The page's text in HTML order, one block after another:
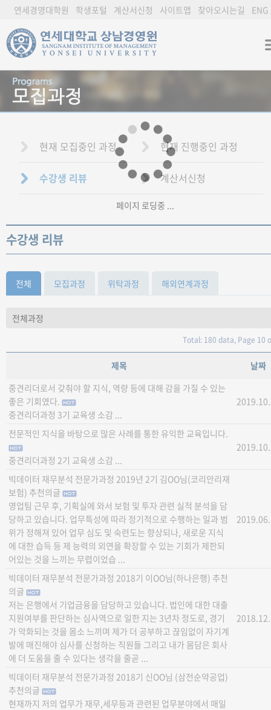
연세경영대학원 학생포털 계산서신청 사이트맵 찾아오시는길 ENG
현재 모집중인 과정 현재 진행중인 과정
수강생 리뷰 계산서신청
수강생 리뷰
전체 모집과정 위탁과정 해외연계과정
Total: 180 data, Page 10
제목
날짜
중견리더로서 갖춰야 할 지식, 역량 등에 대해 감을 가질 수 있는
좋은 기회였다.
중견리더과정 3기 교육생 소감 ...
전문적인 지식을 바탕으로 많은 사례를 통한 유익한 교육입니다.
중견리더과정 2기 교육생 소감 ...
빅데이터 재무분석 전문가과정 2019년 2기 김OO님(코리안리재
보험) 추천의글
영업팀 근무 후, 기획실에 와서 보험 및 투자 관련 실적 분석을 담
당하고 있습니다. 업무특성에 따라 정기적으로 수행하는 일과 범
위가 정해져 있어 업무 심도 및 숙련도는 향상되나, 새로운 지식
에 대한 습득 등 제 능력의 외연을 확장할 수 있는 기회가 제한되
어있는 것을 느끼는 무렵이었습 ...
빅데이터 재무분석 전문가과정 2018기 이OO님(하나은행) 추천
의글
저는 은행에서 기업금융을 담당하고 있습니다. 법인에 대한 대출
지원여부를 판단하는 심사역으로 일한 지는 3년차 정도로, 경기
가 악화되는 것을 몸소 느끼며 제가 더 공부하고 끊임없이 자기계
발에 매진해야 심사를 신청하는 직원들 그리고 내가 몸담은 회사
에 더 도움을 줄 수 있다는 생각을 줄곧 ...
빅데이터 재무분석 전문가과정 2018기 신OO님 (삼전순약공업)
추천의글
현재까지 저의 업무가 재무,세무등과 관련된 업무분야에서 매일
페이지 로딩중 ...